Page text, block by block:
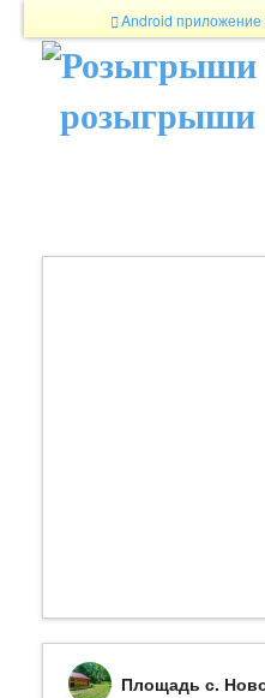
Android приложение
розыгрыши